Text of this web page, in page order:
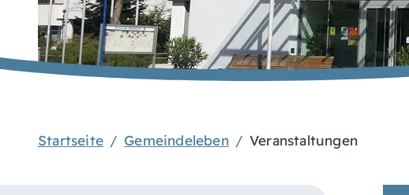
Startseite Gemeindeleben Veranstaltungen